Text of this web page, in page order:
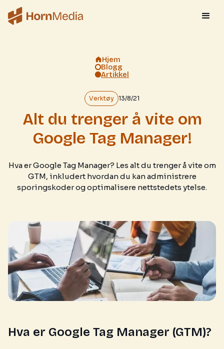
Hjem
Blogg
Artikkel
Verktøy 13/8/21
Alt du trenger å vite om
Google Tag Manager!
Hva er Google Tag Manager? Les alt du trenger å vite om
GTM, inkludert hvordan du kan administrere
sporingskoder og optimalisere nettstedets ytelse.
Hva er Google Tag Manager (GTM)?